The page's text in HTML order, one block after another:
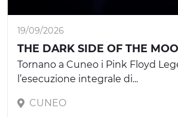
19/09/2026
THE DARK SIDE OF THE
Tornano a Cuneo i Pink Floyd
l’esecuzione integrale di...
CUNEO